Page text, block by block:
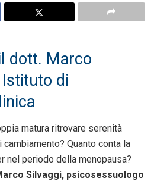
dott. Marco
Istituto di
matura ritrovare serenità
Quanto conta la
nel periodo della menopausa?
Silvaggi, psicosessuologo